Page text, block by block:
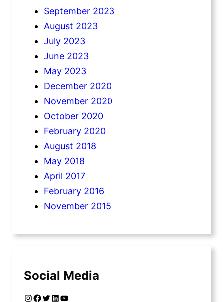
September 2023
August 2023
July 2023
June 2023
May 2023
December 2020
November 2020
October 2020
February 2020
August 2018
May 2018
April 2017
February 2016
November 2015
Social Media
InstagramFacebook Twitter LinkedIn YouTube